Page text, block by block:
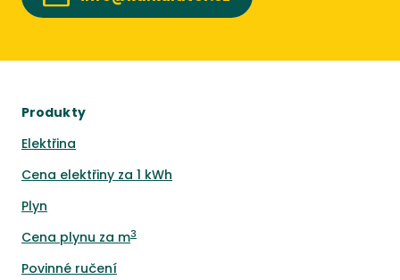
Produkty
Elektřina
Cena elektřiny za 1 kWh
Plyn
Cena plynu za m3
Povinné ručení